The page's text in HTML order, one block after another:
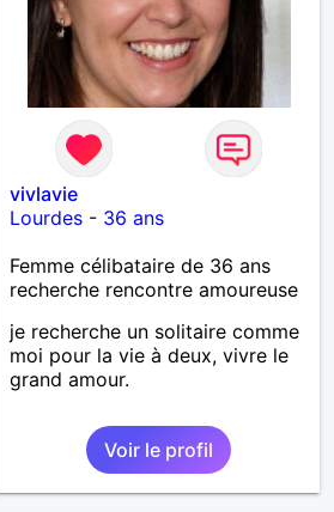
vivlavie
Lourdes - 36 ans
Femme célibataire de 36 ans
recherche rencontre amoureuse
je recherche un solitaire comme
moi pour la vie à deux, vivre le
grand amour.
Voir le profil